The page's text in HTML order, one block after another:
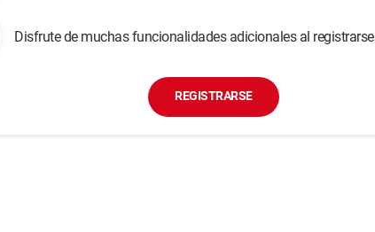
Disfrute de muchas funcionalidades adicionales al registrarse
REGISTRARSE